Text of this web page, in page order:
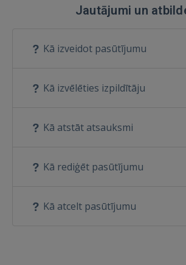
Jautājumi un
Kā izveidot pasūtījumu
Kā izvēlēties izpildītāju
Kā atstāt atsauksmi
Kā rediģēt pasūtījumu
Kā atcelt pasūtījumu